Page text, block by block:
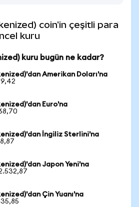
coin'in çeşitli para
kuru
kuru bugün ne kadar?
Amerikan Doları'na
Euro'na
İngiliz Sterlini'na
Japon Yeni'na
Çin Yuanı'na